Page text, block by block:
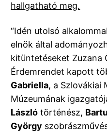
hallgatható meg.
“Idén utolsó
elnök által
kitüntetéseket Zuzana
Érdemrendet kapott
Gabriella, a Szlovákiai
Múzeumának
László történész,
György